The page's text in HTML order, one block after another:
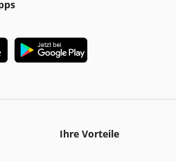
Ihre Vorteile